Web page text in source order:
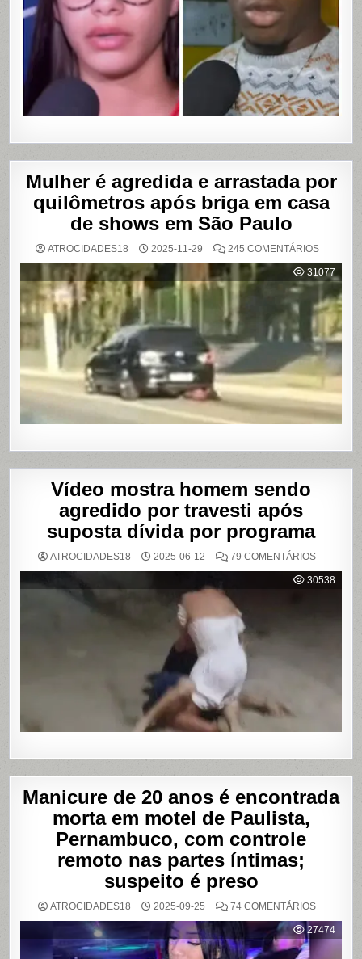
DE
VÍDEOS
ÍNTIMOS
EM
BAHIA
Mulher é agredida e arrastada por
quilômetros após briga em casa
de shows em São Paulo
ATROCIDADES18 2025-11-29 245 COMENTÁRIOSEM
É
E
POR
APÓS
BRIGA
EM
CASA
SHOWS
SÃO
PAULO
31077
Vídeo mostra homem sendo
agredido por travesti após
suposta dívida por programa
ATROCIDADES18 2025-06-12 79 COMENTÁRIOSEM
MOSTRA
HOMEM
30538
Manicure de 20 anos é encontrada
morta em motel de Paulista,
Pernambuco, com controle
remoto nas partes íntimas;
suspeito é preso
ATROCIDADES18 2025-09-25 74 COMENTÁRIOSEM
DE
20
ANOS
27474